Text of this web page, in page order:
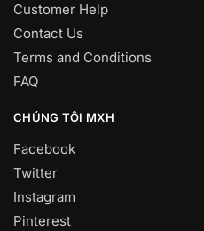
Customer Help
Contact Us
Terms and Conditions
FAQ
CHÚNG TÔI MXH
Facebook
Twitter
Instagram
Pinterest